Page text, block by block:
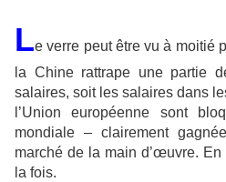
Le verre peut être vu à moitié
la Chine rattrape une partie
salaires, soit les salaires dans
l’Union européenne sont
mondiale – clairement
marché de la main d’œuvre.
la fois.